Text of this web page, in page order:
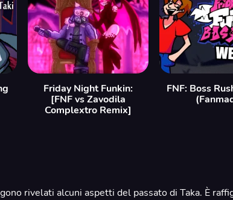
Friday Night Funkin:
[FNF vs Zavodila
Complextro Remix]
FNF: Boss
rivelati alcuni aspetti del passato di Taka. È